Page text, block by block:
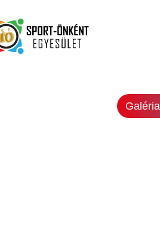
Galéria